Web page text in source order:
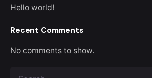
Hello world!
Recent Comments
No comments to show.